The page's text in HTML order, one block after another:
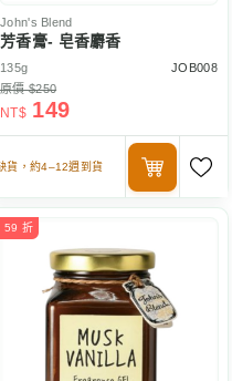
John's Blend
芳香膏- 皂香麝香
135g
JOB008
原價 $250
NT$ 149
貨，約4–12週到貨
59 折